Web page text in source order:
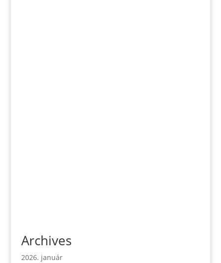
Archives
2026. január